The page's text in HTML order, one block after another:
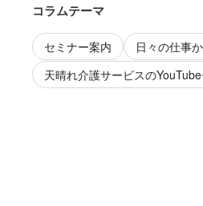
コラムテーマ
セミナー案内 日々の仕事
天晴れ介護サービスの